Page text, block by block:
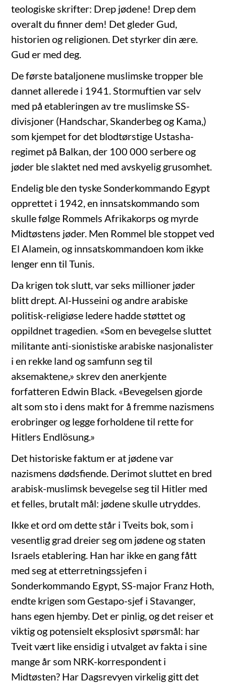
teologiske skrifter: Drep jødene! Drep dem
overalt du finner dem! Det gleder Gud,
historien og religionen. Det styrker din ære.
Gud er med deg.
De første bataljonene muslimske tropper ble
dannet allerede i 1941. Stormuftien var selv
med på etableringen av tre muslimske SS-
divisjoner (Handschar, Skanderbeg og Kama,)
som kjempet for det blodtørstige Ustasha-
regimet på Balkan, der 100 000 serbere og
jøder ble slaktet ned med avskyelig grusomhet.
Endelig ble den tyske Sonderkommando Egypt
opprettet i 1942, en innsatskommando som
skulle følge Rommels Afrikakorps og myrde
Midtøstens jøder. Men Rommel ble stoppet ved
El Alamein, og innsatskommandoen kom ikke
lenger enn til Tunis.
Da krigen tok slutt, var seks millioner jøder
blitt drept. Al-Husseini og andre arabiske
politisk-religiøse ledere hadde støttet og
oppildnet tragedien. «Som en bevegelse sluttet
militante anti-sionistiske arabiske nasjonalister
i en rekke land og samfunn seg til
aksemaktene,» skrev den anerkjente
forfatteren Edwin Black. «Bevegelsen gjorde
alt som sto i dens makt for å fremme nazismens
erobringer og legge forholdene til rette for
Hitlers Endlösung.»
Det historiske faktum er at jødene var
nazismens dødsfiende. Derimot sluttet en bred
arabisk-muslimsk bevegelse seg til Hitler med
et felles, brutalt mål: jødene skulle utryddes.
Ikke et ord om dette står i Tveits bok, som i
vesentlig grad dreier seg om jødene og staten
Israels etablering. Han har ikke en gang fått
med seg at etterretningssjefen i
Sonderkommando Egypt, SS-major Franz Hoth,
endte krigen som Gestapo-sjef i Stavanger,
hans egen hjemby. Det er pinlig, og det reiser et
viktig og potensielt eksplosivt spørsmål: har
Tveit vært like ensidig i utvalget av fakta i sine
mange år som NRK-korrespondent i
Midtøsten? Har Dagsrevyen virkelig gitt det